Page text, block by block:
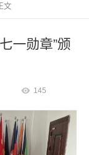
文
一勋章”颁
145